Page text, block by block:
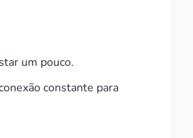
um pouco.
constante para